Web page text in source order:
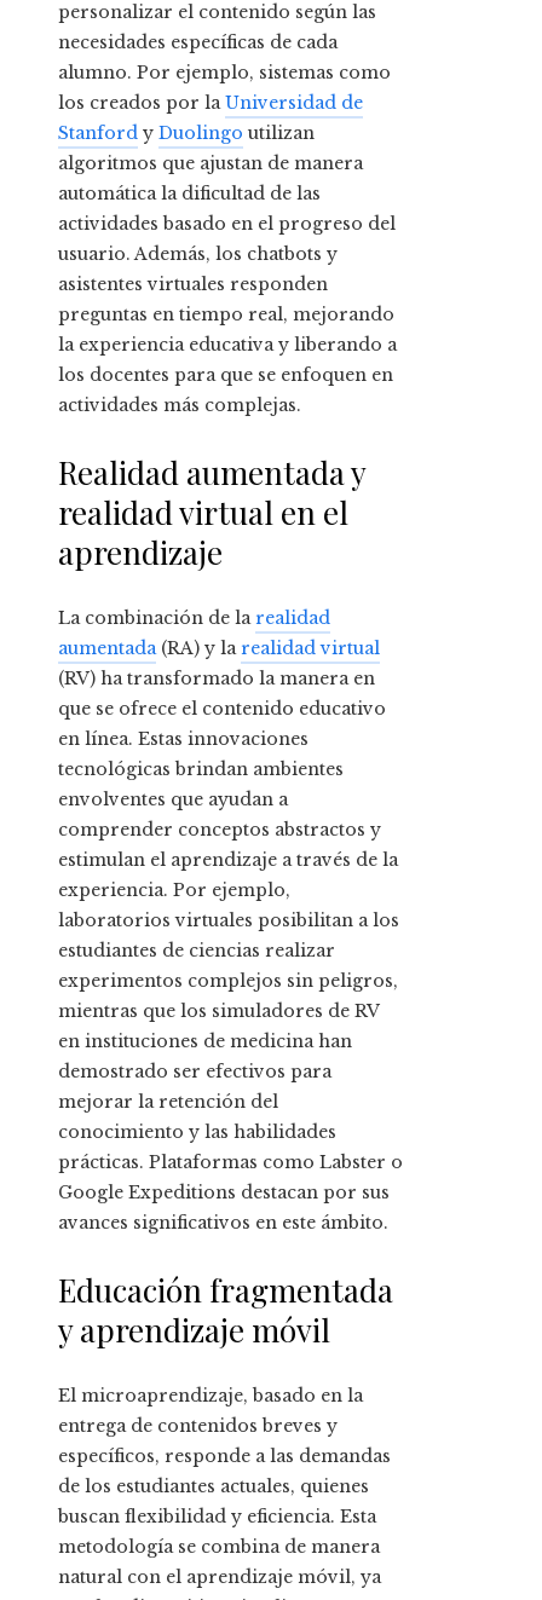
personalizar el contenido según las
necesidades específicas de cada
alumno. Por ejemplo, sistemas como
los creados por laUniversidad de
Stanford y Duolingo utilizan
algoritmos que ajustan de manera
automática la dificultad de las
actividades basado en el progreso del
usuario. Además, los chatbots y
asistentes virtuales responden
preguntas en tiempo real, mejorando
la experiencia educativa y liberando a
los docentes para que se enfoquen en
actividades más complejas.
Realidad aumentada y
realidad virtual en el
aprendizaje
La combinación de larealidad
aumentada(RA) y larealidad virtual
(RV) ha transformado la manera en
que se ofrece el contenido educativo
en línea. Estas innovaciones
tecnológicas brindan ambientes
envolventes que ayudan a
comprender conceptos abstractos y
estimulan el aprendizaje a través de la
experiencia. Por ejemplo,
laboratorios virtuales posibilitan a los
estudiantes de ciencias realizar
experimentos complejos sin peligros,
mientras que los simuladores de RV
en instituciones de medicina han
demostrado ser efectivos para
mejorar la retención del
conocimiento y las habilidades
prácticas. Plataformas como Labster o
Google Expeditions destacan por sus
avances significativos en este ámbito.
Educación fragmentada
y aprendizaje móvil
El microaprendizaje, basado en la
entrega de contenidos breves y
específicos, responde a las demandas
de los estudiantes actuales, quienes
buscan flexibilidad y eficiencia. Esta
metodología se combina de manera
natural con el aprendizaje móvil, ya